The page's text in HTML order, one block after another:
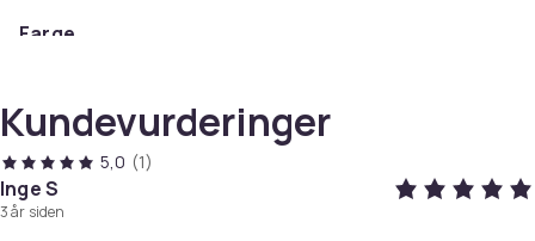
Farge
110 (EU)
Artikkel nr.
e6c164d6-b820-49fd-a73e-4c55b92d0739
Kundevurderinger
5,0 (1)
Inge S
3 år siden